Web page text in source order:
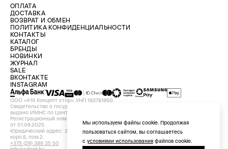
ООО «А19 Концепт стор». УНП 193781950.
Свидетельство о государственной регистрации №193781950 от 09.08.2024,
выдано ИМНС по Центральному району г. Минска.
Регистрационный номер в Торговом реестре Республики Беларусь №756898
от 01.09.2025.
Юридический адрес: 220029, Республика Беларусь, г. Минск, ул. Красная, д.7,
корп.8, пом.2.
+375 (29) 389 35 50
ОПЛАТА
ДОСТАВКА
ВОЗВРАТ И ОБМЕН
ПОЛИТИКА КОНФИДЕНЦИАЛЬНОСТИ
КОНТАКТЫ
ВКОНТАКТЕ
INSTAGRAM
КАТАЛОГ
БРЕНДЫ
НОВИНКИ
ЖУРНАЛ
SALE
Мы используем файлы cookie. Продолжая
пользоваться сайтом, вы соглашаетесь
с условиями использования файлов cookie.